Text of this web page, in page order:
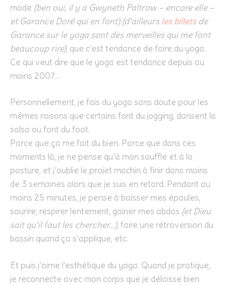
mode (ben oui, il y a Gwyneth Paltrow – encore elle –
et Garance Doré qui en font) (d’ailleursles billetsde
Garance sur le yoga sont des merveilles qui me font
beaucoup rire), que c’est tendance de faire du yoga.
Ce qui veut dire que le yoga est tendance depuis au
moins 2007…
Personnellement, je fais du yoga sans doute pour les
mêmes raisons que certains font du jogging, dansent la
salsa ou font du foot.
Parce que ça me fait du bien. Parce que dans ces
moments là, je ne pense qu’à mon souffle et à la
posture, et j’oublie le projet machin à finir dans moins
de 3 semaines alors que je suis en retard. Pendant au
moins 25 minutes, je pense à baisser mes épaules,
sourire, respirer lentement, gainer mes abdos (et Dieu
sait qu’il faut les chercher…), faire une rétroversion du
bassin quand ça s’applique, etc.
Et puis j’aime l’esthétique du yoga. Quand je pratique,
je reconnecte avec mon corps que je délaisse bien